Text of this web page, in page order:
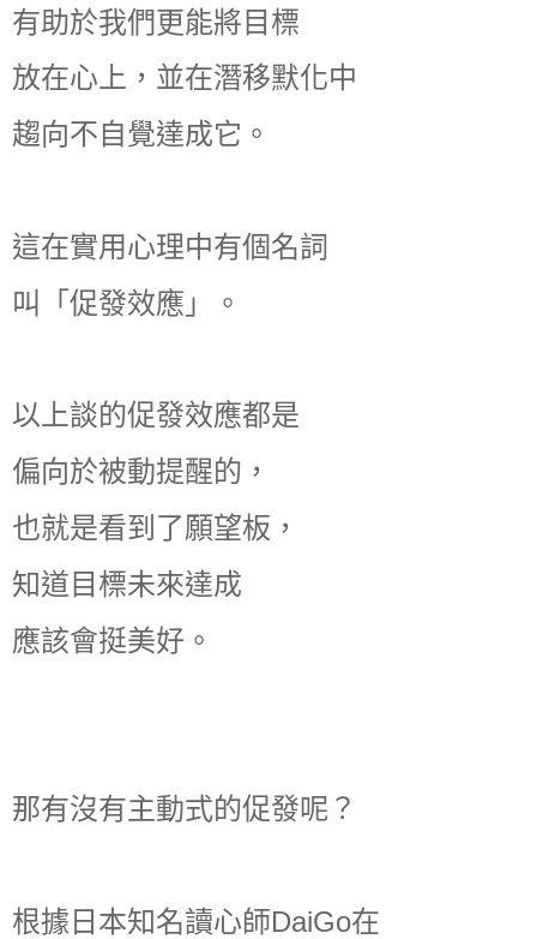
有助於我們更能將目標
放在心上，並在潛移默化中
趨向不自覺達成它。
這在實用心理中有個名詞
叫「促發效應」。
以上談的促發效應都是
偏向於被動提醒的，
也就是看到了願望板，
知道目標未來達成
應該會挺美好。
那有沒有主動式的促發呢？
根據日本知名讀心師DaiGo在